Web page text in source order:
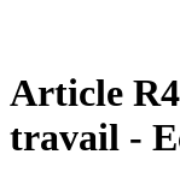
Article
travail -